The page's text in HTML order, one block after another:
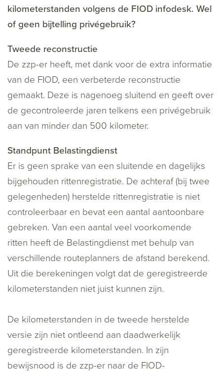
kilometerstanden volgens de FIOD infodesk. Wel
of geen bijtelling privégebruik?
Tweede reconstructie
De zzp-er heeft, met dank voor de extra informatie
van de FIOD, een verbeterde reconstructie
gemaakt. Deze is nagenoeg sluitend en geeft over
de gecontroleerde jaren telkens een privégebruik
aan van minder dan 500 kilometer.
Standpunt Belastingdienst
Er is geen sprake van een sluitende en dagelijks
bijgehouden rittenregistratie. De achteraf (bij twee
gelegenheden) herstelde rittenregistratie is niet
controleerbaar en bevat een aantal aantoonbare
gebreken. Van een aantal veel voorkomende
ritten heeft de Belastingdienst met behulp van
verschillende routeplanners de afstand berekend.
Uit die berekeningen volgt dat de geregistreerde
kilometerstanden niet juist kunnen zijn.
De kilometerstanden in de tweede herstelde
versie zijn niet ontleend aan daadwerkelijk
geregistreerde kilometerstanden. In zijn
bewijsnood is de zzp-er naar de FIOD-